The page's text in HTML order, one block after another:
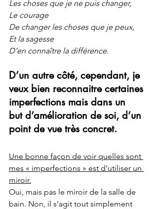
Les choses que je ne puis changer,
Le courage
De changer les choses que je peux,
Et la sagesse
D’en connaître la différence.
D’un autre côté, cependant, je
veux bien reconnaitre certaines
imperfections mais dans un
but d’amélioration de soi, d’un
point de vue très concret.
Une bonne façon de voir quelles sont
mes « imperfections » est d’utiliser un
miroir.
Oui, mais pas le miroir de la salle de
bain. Non, il s’agit tout simplement